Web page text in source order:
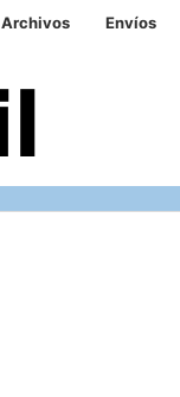
Archivos Envíos